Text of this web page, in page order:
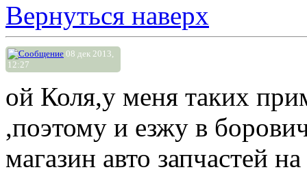
Вернуться наверх
08 дек 2013,
12:27
ой Коля,у меня таких
,поэтому и езжу в
магазин авто запчастей